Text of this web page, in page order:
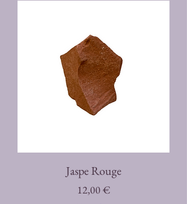
Jaspe Rouge
Prix
12,00 €